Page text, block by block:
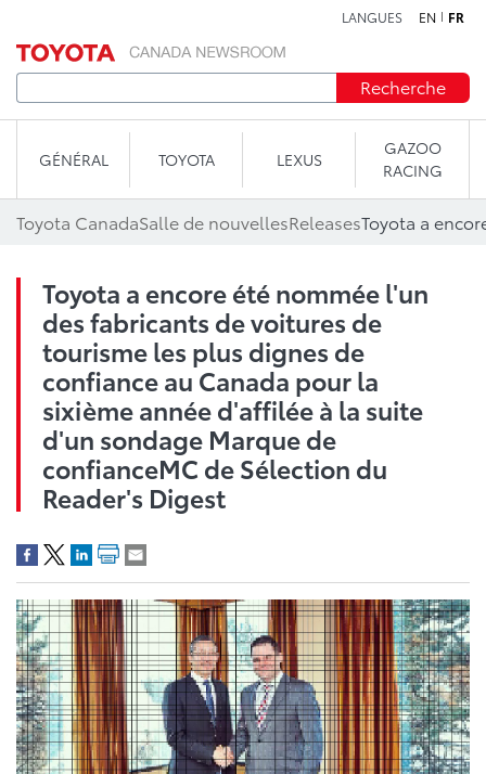
LANGUES EN FR
Recherche
GÉNÉRAL TOYOTA LEXUS
GAZOO
RACING
Toyota CanadaSalle de nouvellesReleases
Toyota a encore été nommée l'un
des fabricants de voitures de
tourisme les plus dignes de
confiance au Canada pour la
sixième année d'affilée à la suite
d'un sondage Marque de
confianceMC de Sélection du
Reader's Digest